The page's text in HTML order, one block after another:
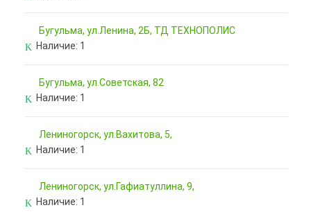
Бугульма, ул.Ленина, 2Б, ТД ТЕХНОПОЛИС
Наличие: 1
Бугульма, ул.Советская, 82
Наличие: 1
Лениногорск, ул.Вахитова, 5,
Наличие: 1
Лениногорск, ул.Гафиатуллина, 9,
Наличие: 1